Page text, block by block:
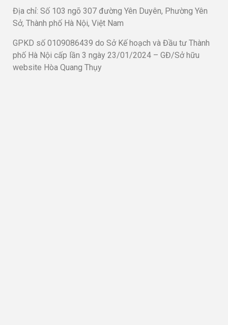
Địa chỉ: Số 103 ngõ 307 đường Yên Duyên, Phường Yên
Sở, Thành phố Hà Nội, Việt Nam
GPKD số 0109086439 do Sở Kế hoạch và Đầu tư Thành
phố Hà Nội cấp lần 3 ngày 23/01/2024 – GĐ/Sở hữu
website Hòa Quang Thụy